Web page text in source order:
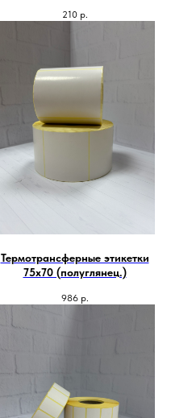
210 р.
Термотрансферные этикетки
75х70 (полуглянец.)
986 р.